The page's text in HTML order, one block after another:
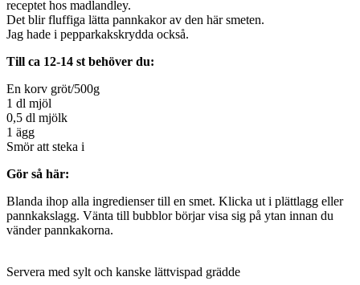
receptet hos madlandley.
Det blir fluffiga lätta pannkakor av den här smeten.
Jag hade i pepparkakskrydda också.
Till ca 12-14 st behöver du:
En korv gröt/500g
1 dl mjöl
0,5 dl mjölk
1 ägg
Smör att steka i
Gör så här:
Blanda ihop alla ingredienser till en smet. Klicka ut i plättlagg eller
pannkakslagg. Vänta till bubblor börjar visa sig på ytan innan du
vänder pannkakorna.
Servera med sylt och kanske lättvispad grädde